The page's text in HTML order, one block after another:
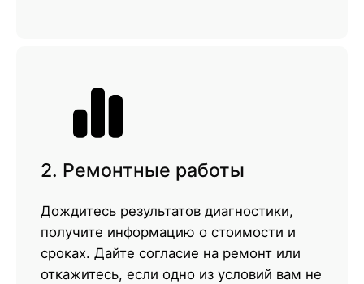
2. Ремонтные работы
Дождитесь результатов диагностики,
получите информацию о стоимости и
сроках. Дайте согласие на ремонт или
откажитесь, если одно из условий вам не